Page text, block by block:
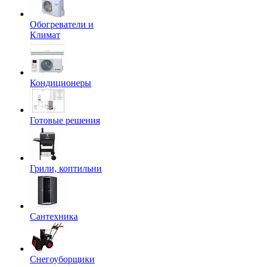
Обогреватели и
Климат
Кондиционеры
Готовые решения
Грили, коптильни
Сантехника
Снегоуборщики